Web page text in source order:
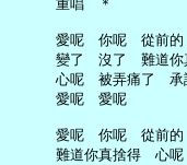
     重唱　＊
愛呢　你呢　從前的
變了　沒了　難道你
心呢　被弄痛了　承
     愛呢　愛呢
愛呢　你呢　從前的
難道你真捨得　心呢